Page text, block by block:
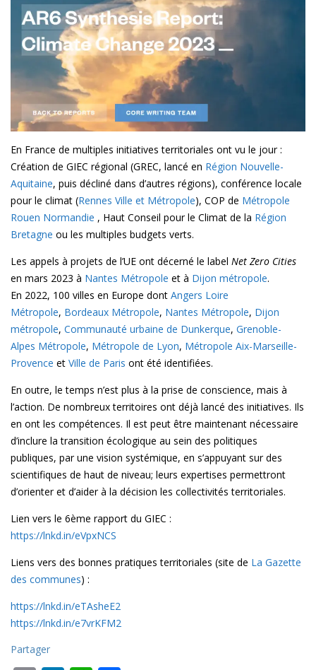
En France de multiples initiatives territoriales ont vu le jour :
Création de GIEC régional (GREC, lancé en Région Nouvelle-
Aquitaine, puis décliné dans d’autres régions), conférence locale
pour le climat (Rennes Ville et Métropole), COP de Métropole
Rouen Normandie , Haut Conseil pour le Climat de la Région
Bretagne ou les multiples budgets verts.
Les appels à projets de l’UE ont décerné le label Net Zero Cities
en mars 2023 à Nantes Métropole et à Dijon métropole.
En 2022, 100 villes en Europe dont Angers Loire
Métropole, Bordeaux Métropole, Nantes Métropole, Dijon
métropole, Communauté urbaine de Dunkerque, Grenoble-
Alpes Métropole, Métropole de Lyon, Métropole Aix-Marseille-
Provence et Ville de Paris ont été identifiées.
En outre, le temps n’est plus à la prise de conscience, mais à
l’action. De nombreux territoires ont déjà lancé des initiatives. Ils
en ont les compétences. Il est peut être maintenant nécessaire
d’inclure la transition écologique au sein des politiques
publiques, par une vision systémique, en s’appuyant sur des
scientifiques de haut de niveau; leurs expertises permettront
d’orienter et d’aider à la décision les collectivités territoriales.
Lien vers le 6ème rapport du GIEC :
https://lnkd.in/eVpxNCS
Liens vers des bonnes pratiques territoriales (site de La Gazette
des communes) :
https://lnkd.in/eTAsheE2
https://lnkd.in/e7vrKFM2
Partager